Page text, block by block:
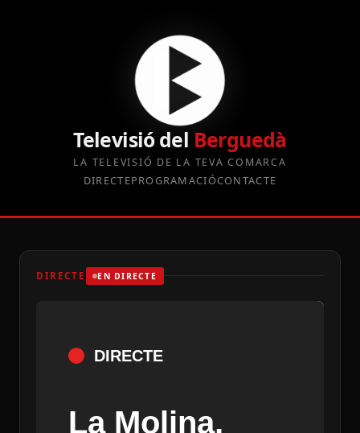
Televisió del Berguedà
LA TELEVISIÓ DE LA TEVA COMARCA
DIRECTEPROGRAMACIÓCONTACTE
DIRECTE EN DIRECTE
DIRECTE
La Molina,